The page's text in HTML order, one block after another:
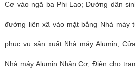
Cơ vào ngã ba Phi Lao; Đường dân
đường liên xã vào mặt bằng Nhà máy
phục vụ sản xuất Nhà máy Alumin;
Nhà máy Alumin Nhân Cơ; Điện cho